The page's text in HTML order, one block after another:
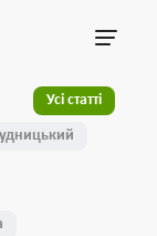
Усі статті